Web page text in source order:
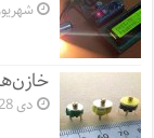
شهریور 23,
دی 28, 1396